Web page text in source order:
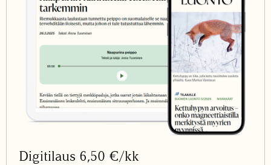
Digitilaus 6,50 €/kk